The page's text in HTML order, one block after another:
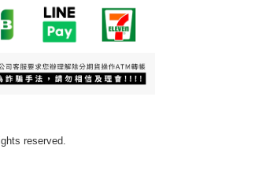
reserved.